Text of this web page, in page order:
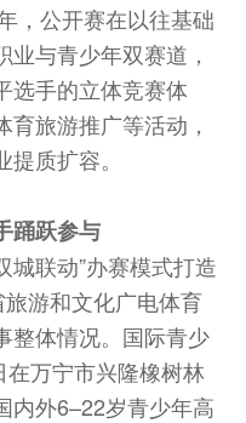
，公开赛在以往基础
业与青少年双赛道，
选手的立体竞赛体
旅游推广等活动，
质扩容。
踊跃参与
城联动”办赛模式打造
旅游和文化广电体育
整体情况。国际青少
万宁市兴隆橡树林
内外6–22岁青少年高